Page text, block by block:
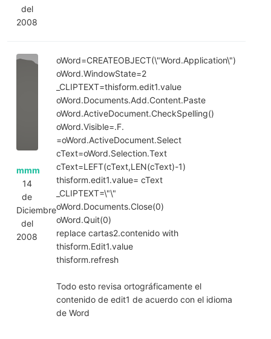
del
2008
mmm
14
de
Diciembre
del
2008
oWord=CREATEOBJECT(\"Word.Application\")
oWord.WindowState=2
_CLIPTEXT=thisform.edit1.value
oWord.Documents.Add.Content.Paste
oWord.ActiveDocument.CheckSpelling()
oWord.Visible=.F.
=oWord.ActiveDocument.Select
cText=oWord.Selection.Text
cText=LEFT(cText,LEN(cText)-1)
thisform.edit1.value= cText
_CLIPTEXT=\"\"
oWord.Documents.Close(0)
oWord.Quit(0)
replace cartas2.contenido with
thisform.Edit1.value
thisform.refresh
Todo esto revisa ortográficamente el
contenido de edit1 de acuerdo con el idioma
de Word